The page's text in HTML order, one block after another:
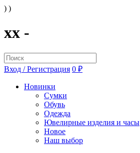
) )
xx -
Вход / Регистрация 0 ₽
Новинки
Сумки
Обувь
Одежда
Ювелирные изделия и часы
Новое
Наш выбор